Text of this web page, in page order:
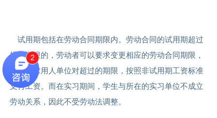
试用期包括在劳动合同期限内。劳动合同的试用期超过
规定期限的，劳动者可以要求变更相应的劳动合同期限，
或者要求用人单位对超过的期限，按照非试用期工资标准
支付工资。而在实习期间，学生与所在的实习单位不成立
劳动关系，因此不受劳动法调整。
2